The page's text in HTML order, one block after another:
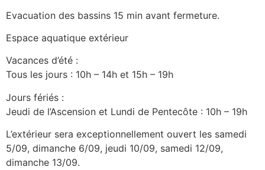
Evacuation des bassins 15 min avant fermeture.
Espace aquatique extérieur
Vacances d’été :
Tous les jours : 10h – 14h et 15h – 19h
Jours fériés :
Jeudi de l’Ascension et Lundi de Pentecôte : 10h – 19h
L’extérieur sera exceptionnellement ouvert les samedi
5/09, dimanche 6/09, jeudi 10/09, samedi 12/09,
dimanche 13/09.